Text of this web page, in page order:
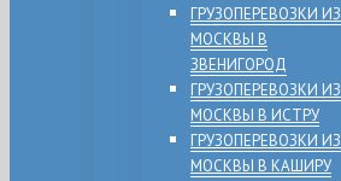
ГРУЗОПЕРЕВОЗКИ ИЗ
МОСКВЫ В
ЗВЕНИГОРОД
ГРУЗОПЕРЕВОЗКИ ИЗ
МОСКВЫ В ИСТРУ
ГРУЗОПЕРЕВОЗКИ ИЗ
МОСКВЫ В КАШИРУ